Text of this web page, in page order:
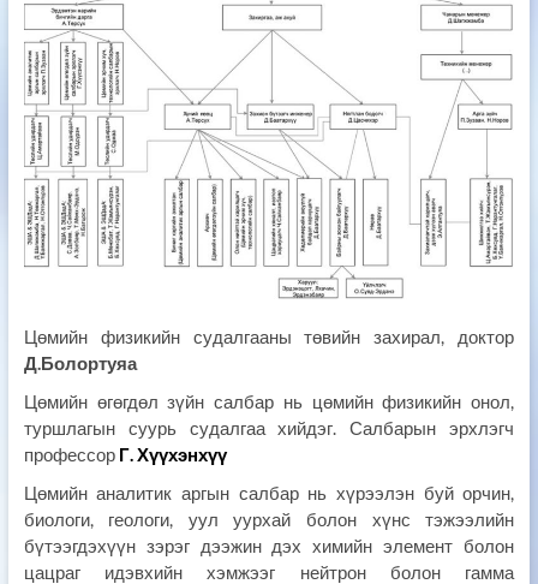
Цөмийн физикийн судалгааны төвийн захирал, доктор
Д.Болортуяа
Цөмийн өгөгдөл зүйн салбар нь цөмийн физикийн онол,
туршлагын суурь судалгаа хийдэг. Салбарын эрхлэгч
профессор Г. Хүүхэнхүү
Цөмийн аналитик аргын салбар нь хүрээлэн буй орчин,
биологи, геологи, уул уурхай болон хүнс тэжээлийн
бүтээгдэхүүн зэрэг дээжин дэх химийн элемент болон
цацраг идэвхийн хэмжээг нейтрон болон гамма